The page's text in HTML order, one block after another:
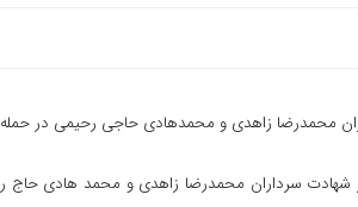
محمدرضا زاهدی و محمدهادی حاجی رحیمی در حمله
شهادت سرداران محمدرضا زاهدی و محمد هادی حاج